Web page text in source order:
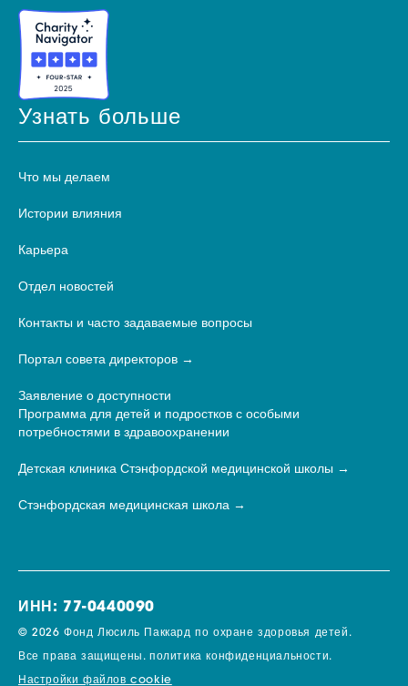
Узнать больше
Что мы делаем
Истории влияния
Карьера
Отдел новостей
Контакты и часто задаваемые вопросы
Портал совета директоров
Заявление о доступности
Программа для детей и подростков с особыми
потребностями в здравоохранении
Детская клиника Стэнфордской медицинской школы
Стэнфордская медицинская школа
ИНН: 77-0440090
© 2026 Фонд Люсиль Паккард по охране здоровья детей.
Все права защищены. политика конфиденциальности.
Настройки файлов cookie